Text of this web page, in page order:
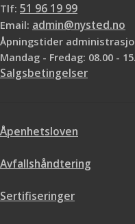
Tlf: 51 96 19 99
Email: admin@nysted.no
Åpningstider
Mandag - Fredag: 08.00 -
Salgsbetingelser
Åpenhetsloven
Avfallshåndtering
Sertifiseringer